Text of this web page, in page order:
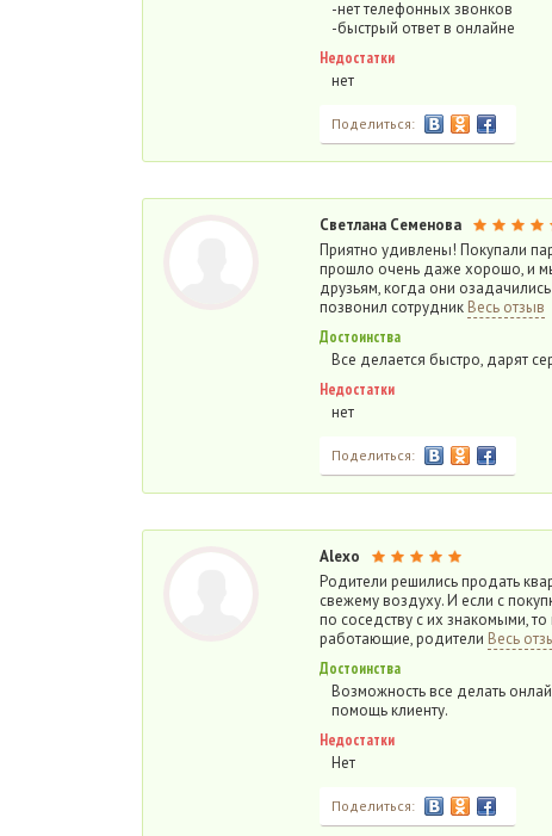
-нет телефонных звонков
-быстрый ответ в онлайне
Недостатки
нет
Поделиться:
Светлана Семенова
Приятно удивлены! Покупали
прошло очень даже хорошо, и
друзьям, когда они
позвонил сотрудник Весь отзыв
Достоинства
Все делается быстро, дарят
Недостатки
нет
Поделиться:
Alexo
Родители решились продать
свежему воздуху. И если с
по соседству с их знакомыми,
работающие, родители Весь
Достоинства
Возможность все делать
помощь клиенту.
Недостатки
Нет
Поделиться: